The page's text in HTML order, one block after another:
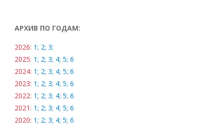
АРХИВ ПО ГОДАМ:
2026: 1; 2; 3;
2025: 1; 2; 3; 4; 5; 6
2024: 1; 2; 3; 4; 5; 6
2023: 1; 2; 3; 4; 5; 6
2022: 1; 2; 3; 4; 5; 6
2021: 1; 2; 3; 4; 5; 6
2020: 1; 2; 3; 4; 5; 6